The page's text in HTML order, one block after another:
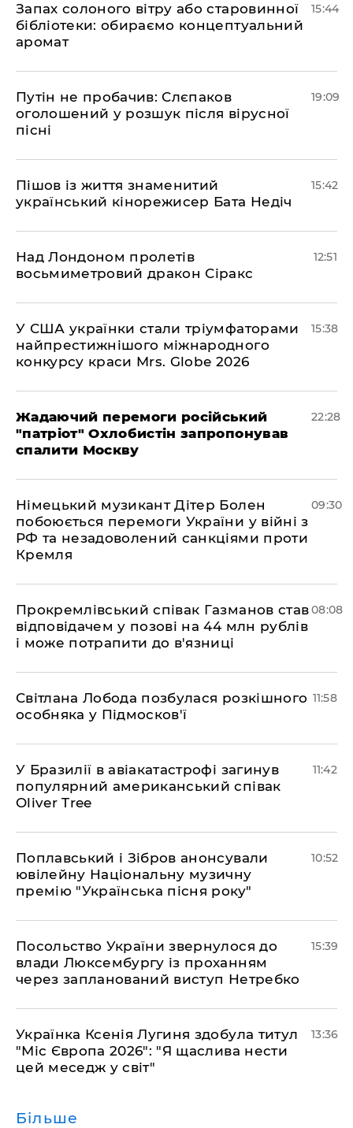
Запах солоного вітру або старовинної
бібліотеки: обираємо концептуальний
аромат
15:44
​Путін не пробачив: Слєпаков
оголошений у розшук після вірусної
пісні
19:09
Пішов із життя знаменитий
український кінорежисер Бата Недіч
15:42
Над Лондоном пролетів
восьмиметровий дракон Сіракс
12:51
У США українки стали тріумфаторами
найпрестижнішого міжнародного
конкурсу краси Mrs. Globe 2026
15:38
Жадаючий перемоги російський
"патріот" Охлобистін запропонував
спалити Москву
22:28
Німецький музикант Дітер Болен
побоюється перемоги України у війні з
РФ та незадоволений санкціями проти
Кремля
09:30
​Прокремлівський співак Газманов став
відповідачем у позові на 44 млн рублів
і може потрапити до в'язниці
08:08
Світлана Лобода позбулася розкішного
особняка у Підмосков'ї
11:58
У Бразилії в авіакатастрофі загинув
популярний американський співак
Oliver Tree
11:42
Поплавський і Зібров анонсували
ювілейну Національну музичну
премію "Українська пісня року"
10:52
Посольство України звернулося до
влади Люксембургу із проханням
через запланований виступ Нетребко
15:39
Українка Ксенія Лугиня здобула титул
"Міс Європа 2026": "Я щаслива нести
цей меседж у світ"
13:36
Більше